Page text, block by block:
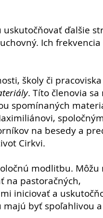
uskutočňovať ďalšie
Ich frekvencia
školy či
. Títo členovia sa
spomínaných
na besedy a
Cirkvi.
modlitbu. Môžu
na pastoračných,
iniciovať a
byť spoľahlivou